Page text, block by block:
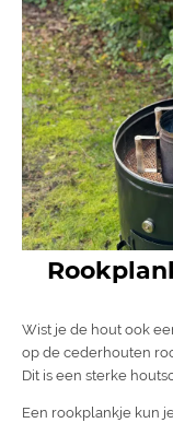
Wist je de hout ook
op de cederhouten
Dit is een sterke
Een rookplankje kun